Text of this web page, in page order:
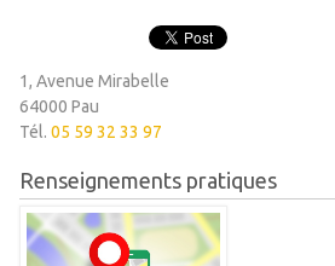
1, Avenue Mirabelle
64000 Pau
Tél. 05 59 32 33 97
Renseignements pratiques